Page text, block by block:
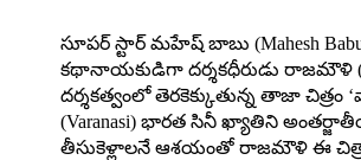
సూపర్ స్టార్ మహేష్ బాబు (Mahesh
కథానాయకుడిగా దర్శకధీరుడు రాజమౌళి
దర్శకత్వంలో తెరకెక్కుతున్న తాజా చిత్రం
(Varanasi) భారత సినీ ఖ్యాతిని
తీసుకెళ్లాలనే ఆశయంతో రాజమౌళి ఈ